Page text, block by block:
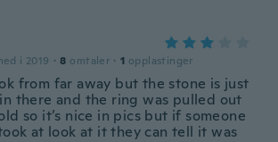
i 2019 · 8 omtaler · 1 opplastinger
from far away but the stone is just
there and the ring was pulled out
so it’s nice in pics but if someone
at look at it they can tell it was